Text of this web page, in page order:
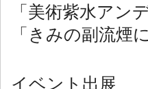
「美術紫水アン
「きみの副流煙
イベント出展